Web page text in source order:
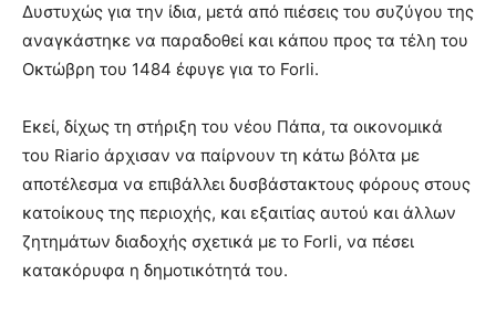
Δυστυχώς για την ίδια, μετά από πιέσεις του συζύγου της
αναγκάστηκε να παραδοθεί και κάπου προς τα τέλη του
Οκτώβρη του 1484 έφυγε για το Forli.
Εκεί, δίχως τη στήριξη του νέου Πάπα, τα οικονομικά
του Riario άρχισαν να παίρνουν τη κάτω βόλτα με
αποτέλεσμα να επιβάλλει δυσβάστακτους φόρους στους
κατοίκους της περιοχής, και εξαιτίας αυτού και άλλων
ζητημάτων διαδοχής σχετικά με το Forli, να πέσει
κατακόρυφα η δημοτικότητά του.